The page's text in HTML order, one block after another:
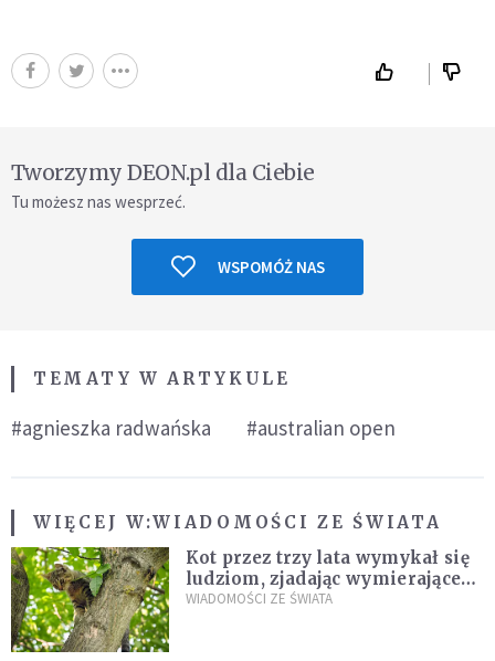
Tworzymy DEON.pl dla Ciebie
Tu możesz nas wesprzeć.
WSPOMÓŻ NAS
TEMATY W ARTYKULE
#agnieszka radwańska #australian open
WIĘCEJ W:WIADOMOŚCI ZE ŚWIATA
Kot przez trzy lata wymykał się
ludziom, zjadając wymierające
kaczki. W końcu popełnił
WIADOMOŚCI ZE ŚWIATA